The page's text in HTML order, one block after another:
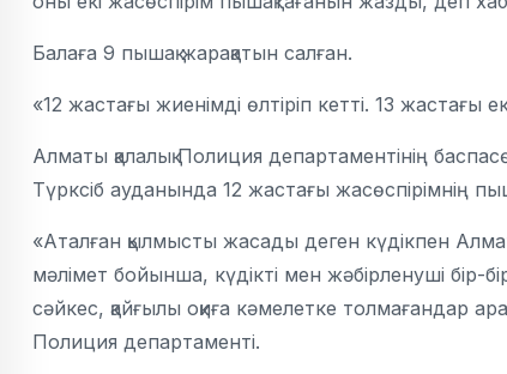
Балаға 9 пышақ жарақатын салған.
«12 жастағы жиенімді өлтіріп кетті. 13 жастағы
Алматы қалалық Полиция департаментінің
Түрксіб ауданында 12 жастағы жасөспірімнің
«Аталған қылмысты жасады деген күдікпен
мәлімет бойынша, күдікті мен жәбірленуші бір-
сәйкес, қайғылы оқиға кәмелетке толмағандар
Полиция департаменті.